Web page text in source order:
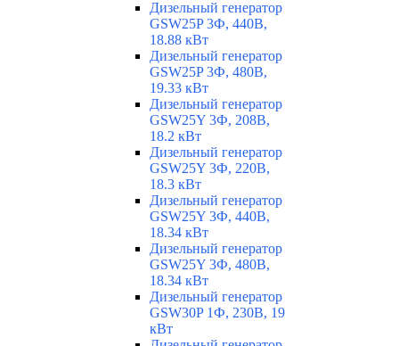
Дизельный генератор
GSW25P 3Ф, 440В,
18.88 кВт
Дизельный генератор
GSW25P 3Ф, 480В,
19.33 кВт
Дизельный генератор
GSW25Y 3Ф, 208В,
18.2 кВт
Дизельный генератор
GSW25Y 3Ф, 220В,
18.3 кВт
Дизельный генератор
GSW25Y 3Ф, 440В,
18.34 кВт
Дизельный генератор
GSW25Y 3Ф, 480В,
18.34 кВт
Дизельный генератор
GSW30P 1Ф, 230В, 19
кВт